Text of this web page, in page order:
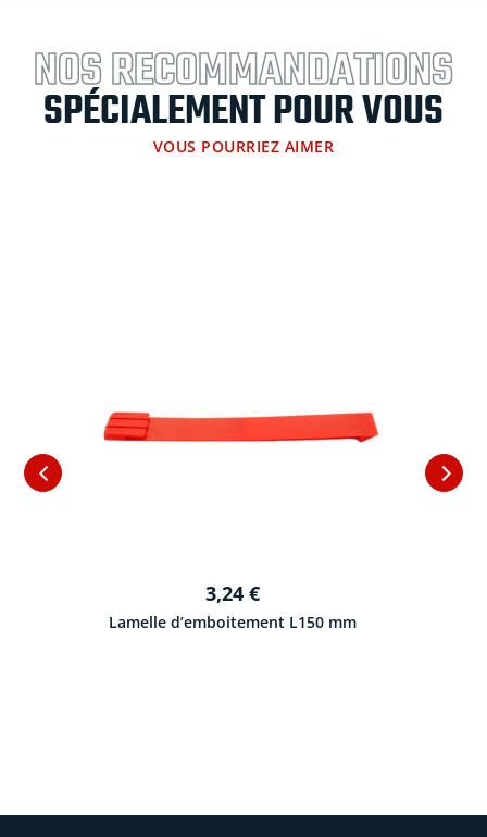
à
oeil
NOS RECOMMANDATIONS
SPÉCIALEMENT POUR VOUS
VOUS POURRIEZ AIMER
3,24 €
Lamelle d’emboitement L150 mm